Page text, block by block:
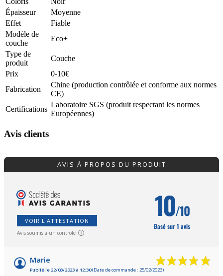
Épaisseur
Moyenne
Effet
Fiable
Modèle de
couche
Eco+
Type de
produit
Couche
Prix
0-10€
Fabrication
Chine (production contrôlée et conforme aux normes
CE)
Certifications
Laboratoire SGS (produit respectant les normes
Européennes)
Avis clients
AVIS À PROPOS DU PRODUIT
VOIR L'ATTESTATION
Avis soumis à un contrôle
10/10
Basé sur 1 avis
Marie
Publié le 22/03/2023 à 12:30(Date de commande : 25/02/2023)